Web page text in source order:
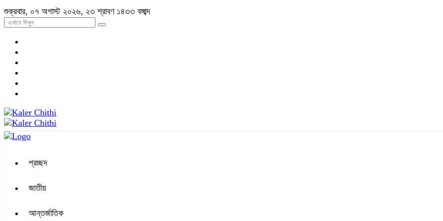
শুক্রবার, ০৭ অগাস্ট ২০২৬, ২৩ শ্রাবণ ১৪৩৩ বঙ্গাব্দ
প্রচ্ছদ
জাতীয়
আন্তর্জাতিক